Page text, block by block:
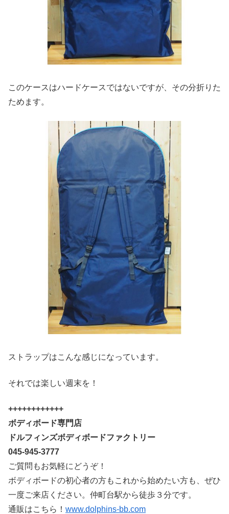
このケースはハードケースではないですが、その分折りた
ためます。
ストラップはこんな感じになっています。
それでは楽しい週末を！
++++++++++++
ボディボード専門店
ドルフィンズボディボードファクトリー
045-945-3777
ご質問もお気軽にどうぞ！
ボディボードの初心者の方もこれから始めたい方も、ぜひ
一度ご来店ください。仲町台駅から徒歩３分です。
通販はこちら！ www.dolphins-bb.com